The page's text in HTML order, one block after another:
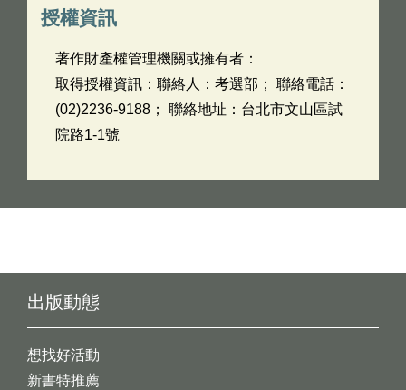
授權資訊
著作財產權管理機關或擁有者：
取得授權資訊：聯絡人：考選部； 聯絡電話：
(02)2236-9188； 聯絡地址：台北市文山區試
院路1-1號
出版動態
想找好活動
新書特推薦